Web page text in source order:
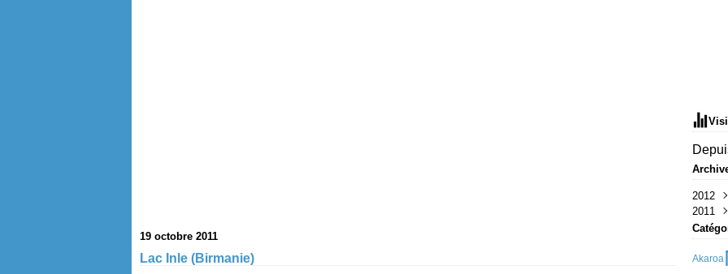
19 octobre 2011
Lac Inle (Birmanie)
2012
Juin
2011
Akaroa